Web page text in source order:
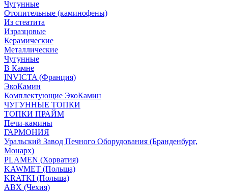
Чугунные
Отопительные (каминофены)
Из стеатита
Изразцовые
Керамические
Металлические
Чугунные
В Камне
INVICTA (Франция)
ЭкоКамин
Комплектующие ЭкоКамин
ЧУГУННЫЕ ТОПКИ
ТОПКИ ПРАЙМ
Печи-камины
ГАРМОНИЯ
Уральский Завод Печного Оборудования (Бранденбург,
Монарх)
PLAMEN (Хорватия)
KAWMET (Польша)
KRATKI (Польша)
ABX (Чехия)